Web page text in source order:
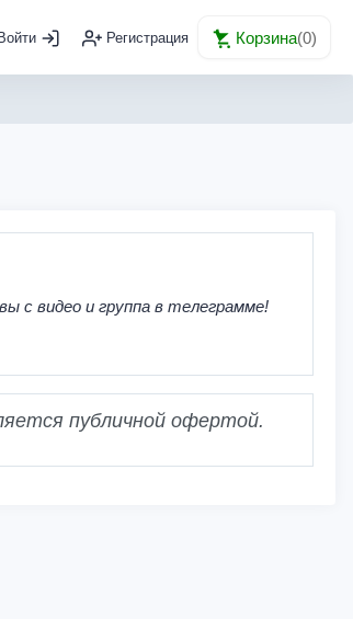
Регистрация Корзина(0)
с видео и группа в телеграмме!
публичной офертой.